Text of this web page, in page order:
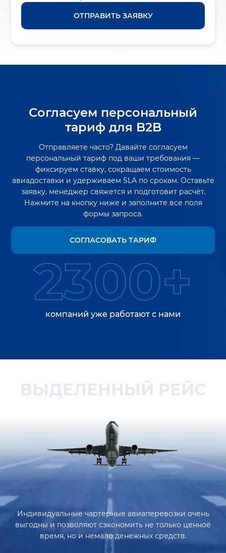
ОТПРАВИТЬ ЗАЯВКУ
Согласуем персональный
тариф для B2B
Отправляете часто? Давайте согласуем
персональный тариф под ваши требования —
фиксируем ставку, сокращаем стоимость
авиадоставки и удерживаем SLA по срокам. Оставьте
заявку, менеджер свяжется и подготовит расчёт.
Нажмите на кнопку ниже и заполните все поля
формы запроса.
СОГЛАСОВАТЬ ТАРИФ
2300+
компаний уже работают с нами
ВЫДЕЛЕННЫЙ РЕЙС
Индивидуальные чартерные авиаперевозки очень
выгодны и позволяют сэкономить не только ценное
время, но и немало денежных средств.